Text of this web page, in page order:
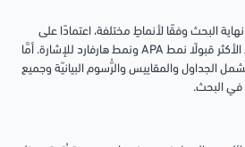
البحث وفقًا لأنماطٍ مختلفة، اعتمادًا على
متطلبات الجامعة، ومن الأنماط الأكثر قبولًا نمط APA ونمط هارفارد للإشارة. أمَّا
الجداول والمقاييس والرُّسوم البيانيّة وجميع
في البحث.